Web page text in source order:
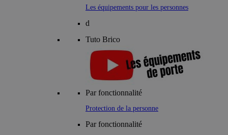
Les équipements pour les personnes
d
Tuto Brico
Par fonctionnalité
Protection de la personne
Par fonctionnalité